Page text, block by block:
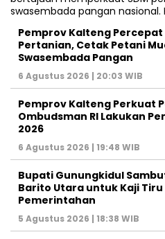
Pemprov Kalteng
Pertanian, Cetak Petani
Swasembada Pangan
6 Agustus 2026 | 20:03 WIB
Pemprov Kalteng Perkuat
Ombudsman RI Lakukan
2026
6 Agustus 2026 | 19:48 WIB
Bupati Gunungkidul
Barito Utara untuk Kaji
Pemerintahan
5 Agustus 2026 | 18:38 WIB